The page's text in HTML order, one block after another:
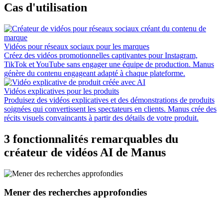
Cas d'utilisation
Vidéos pour réseaux sociaux pour les marques
Créez des vidéos promotionnelles captivantes pour Instagram,
TikTok et YouTube sans engager une équipe de production. Manus
génère du contenu engageant adapté à chaque plateforme.
Vidéos explicatives pour les produits
Produisez des vidéos explicatives et des démonstrations de produits
soignées qui convertissent les spectateurs en clients. Manus crée des
récits visuels convaincants à partir des détails de votre produit.
3 fonctionnalités remarquables du
créateur de vidéos AI de Manus
Mener des recherches approfondies